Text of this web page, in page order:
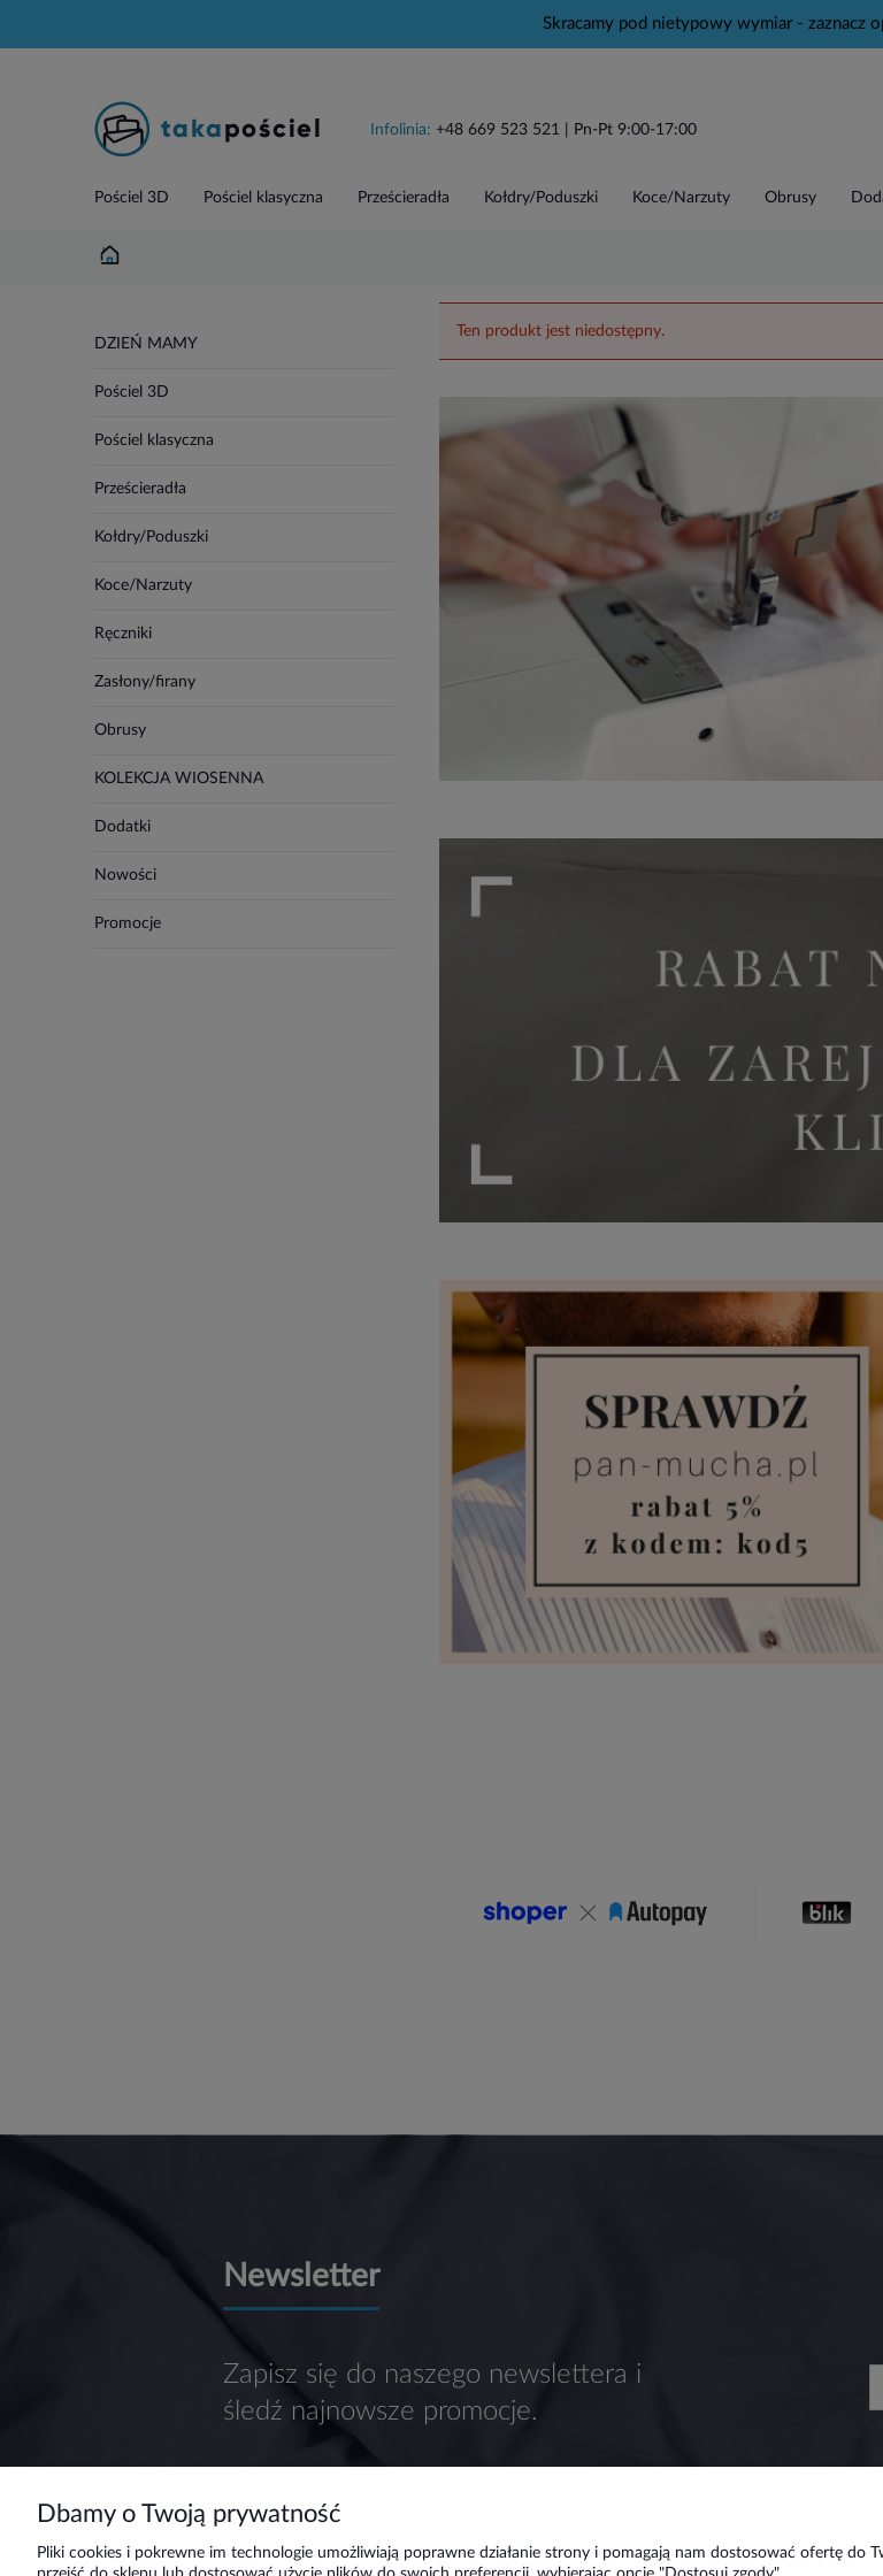
Skracamy pod nietypowy wymiar - zaznacz
Infolinia: +48 669 523 521 | Pn-Pt 9:00-17:00
Pościel 3D Pościel klasyczna Prześcieradła Kołdry/Poduszki Koce/Narzuty Obrusy
DZIEŃ MAMY
Pościel 3D
Pościel klasyczna
Prześcieradła
Kołdry/Poduszki
Koce/Narzuty
Ręczniki
Zasłony/firany
Obrusy
KOLEKCJA WIOSENNA
Dodatki
Nowości
Promocje
Ten produkt jest niedostępny.
Newsletter
Zapisz się do naszego newslettera i
śledź najnowsze promocje.
Dbamy o Twoją prywatność
Pliki cookies i pokrewne im technologie umożliwiają poprawne działanie strony i pomagają nam dostosować ofertę